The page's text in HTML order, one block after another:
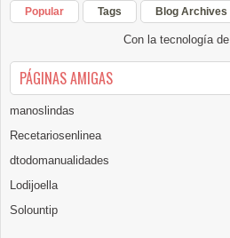
Popular Tags Blog Archives
Con la tecnología de
PÁGINAS AMIGAS
manoslindas
Recetariosenlinea
dtodomanualidades
Lodijoella
Solountip